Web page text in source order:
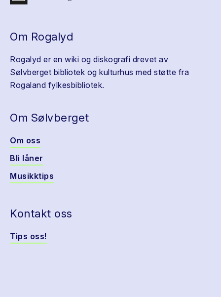
Om Rogalyd
Rogalyd er en wiki og diskografi drevet av
Sølvberget bibliotek og kulturhus med støtte fra
Rogaland fylkesbibliotek.
Om Sølvberget
Om oss
Bli låner
Musikktips
Kontakt oss
Tips oss!